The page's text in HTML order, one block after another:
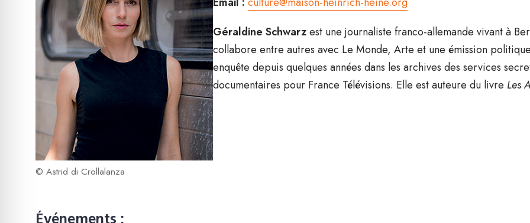
© Astrid di Crollalanza
Géraldine Schwarzest une journaliste franco-allemande vivant à
collabore entre autres avec Le Monde, Arte et une émission
enquête depuis quelques années dans les archives des services
documentaires pour France Télévisions. Elle est auteure du livre Les
Événements :